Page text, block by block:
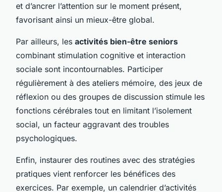
et d’ancrer l’attention sur le moment présent,
favorisant ainsi un mieux-être global.
Par ailleurs, les activités bien-être seniors
combinant stimulation cognitive et interaction
sociale sont incontournables. Participer
régulièrement à des ateliers mémoire, des jeux de
réflexion ou des groupes de discussion stimule les
fonctions cérébrales tout en limitant l’isolement
social, un facteur aggravant des troubles
psychologiques.
Enfin, instaurer des routines avec des stratégies
pratiques vient renforcer les bénéfices des
exercices. Par exemple, un calendrier d’activités